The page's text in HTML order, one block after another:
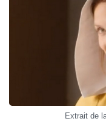
Extrait de